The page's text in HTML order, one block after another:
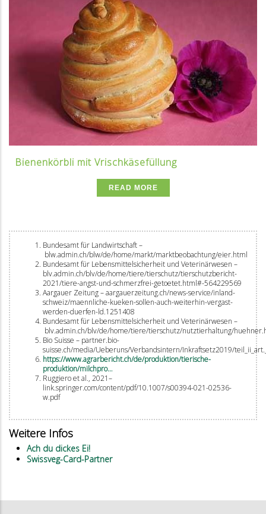
Bienenkörbli mit Vrischkäsefüllung
READ MORE
Bundesamt für Landwirtschaft –
blw.admin.ch/blw/de/home/markt/marktbeobachtung/eier.html
Bundesamt für Lebensmittelsicherheit und Veterinärwesen –
blv.admin.ch/blv/de/home/tiere/tierschutz/tierschutzbericht-
2021/tiere-angst-und-schmerzfrei-getoetet.html#-564229569
Aargauer Zeitung – aargauerzeitung.ch/news-service/inland-
schweiz/maennliche-kueken-sollen-auch-weiterhin-vergast-
werden-duerfen-ld.1251408
Bundesamt für Lebensmittelsicherheit und Veterinärwesen –
blv.admin.ch/blv/de/home/tiere/tierschutz/nutztierhaltung/
Bio Suisse – partner.bio-
suisse.ch/media/Ueberuns/Verbandsintern/Inkraftsetz2019/
https://www.agrarbericht.ch/de/produktion/tierische-
produktion/milchpro…
Ruggiero et al., 2021–
link.springer.com/content/pdf/10.1007/s00394-021-02536-
w.pdf
Weitere Infos
Ach du dickes Ei!
Swissveg-Card-Partner